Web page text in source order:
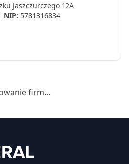
Jaszczurczego 12A
NIP: 5781316834
firm...